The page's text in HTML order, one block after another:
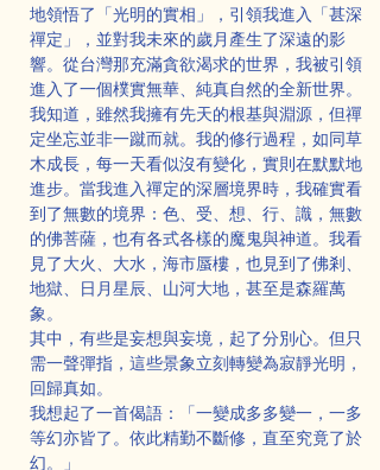
地領悟了「光明的實相」，引領我進入「甚深
禪定」，並對我未來的歲月產生了深遠的影
響。從台灣那充滿貪欲渴求的世界，我被引領
進入了一個樸實無華、純真自然的全新世界。
我知道，雖然我擁有先天的根基與淵源，但禪
定坐忘並非一蹴而就。我的修行過程，如同草
木成長，每一天看似沒有變化，實則在默默地
進步。當我進入禪定的深層境界時，我確實看
到了無數的境界：色、受、想、行、識，無數
的佛菩薩，也有各式各樣的魔鬼與神道。我看
見了大火、大水，海市蜃樓，也見到了佛剎、
地獄、日月星辰、山河大地，甚至是森羅萬
象。
其中，有些是妄想與妄境，起了分別心。但只
需一聲彈指，這些景象立刻轉變為寂靜光明，
回歸真如。
我想起了一首偈語：「一變成多多變一，一多
等幻亦皆了。依此精勤不斷修，直至究竟了於
幻。」